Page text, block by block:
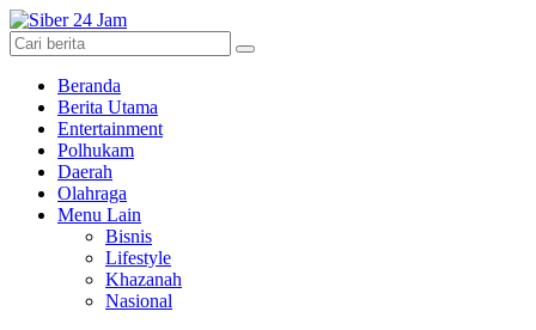
Beranda
Berita Utama
Entertainment
Polhukam
Daerah
Olahraga
Menu Lain
Bisnis
Lifestyle
Khazanah
Nasional